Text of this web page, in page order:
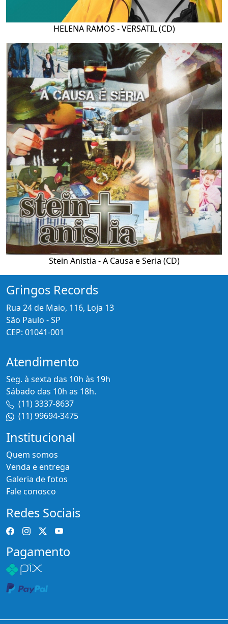
HELENA RAMOS - VERSATIL (CD)
Stein Anistia - A Causa e Seria (CD)
Gringos Records
Rua 24 de Maio, 116, Loja 13
São Paulo - SP
CEP: 01041-001
Atendimento
Seg. à sexta das 10h às 19h
Sábado das 10h as 18h.
(11) 3337-8637
(11) 99694-3475
Institucional
Quem somos
Venda e entrega
Galeria de fotos
Fale conosco
Redes Sociais
Pagamento